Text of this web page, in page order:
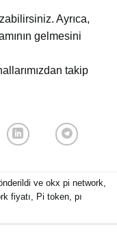
Ayrıca,
gelmesini
takip
veokx pi network,
fiyatı, Pi token,pı